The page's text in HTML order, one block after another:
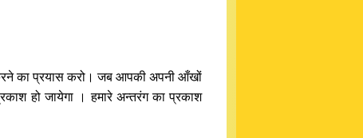
का प्रयास करो। जब आपकी अपनी आँखों
हो जायेगा । हमारे अन्तरंग का प्रकाश